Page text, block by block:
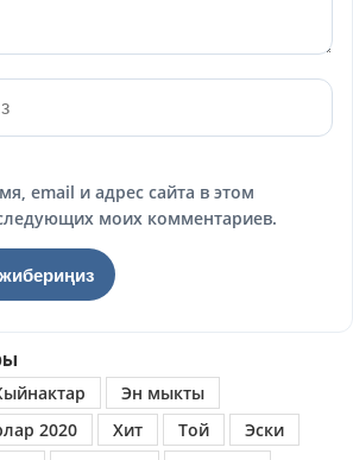
email и адрес сайта в этом
моих комментариев.
Эн мыкты
2020 Хит Той
Эски